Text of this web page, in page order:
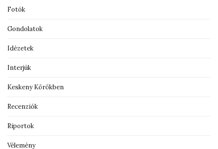
Fotók
Gondolatok
Idézetek
Interjúk
Keskeny Körökben
Recenziók
Riportok
Vélemény